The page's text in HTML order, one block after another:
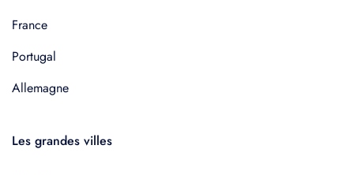
France
Portugal
Allemagne
Les grandes villes